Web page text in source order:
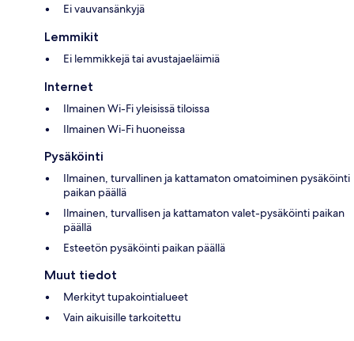
Ei vauvansänkyjä
Lemmikit
Ei lemmikkejä tai avustajaeläimiä
Internet
Ilmainen Wi-Fi yleisissä tiloissa
Ilmainen Wi-Fi huoneissa
Pysäköinti
Ilmainen, turvallinen ja kattamaton omatoiminen pysäköinti
paikan päällä
Ilmainen, turvallisen ja kattamaton valet-pysäköinti paikan
päällä
Esteetön pysäköinti paikan päällä
Muut tiedot
Merkityt tupakointialueet
Vain aikuisille tarkoitettu